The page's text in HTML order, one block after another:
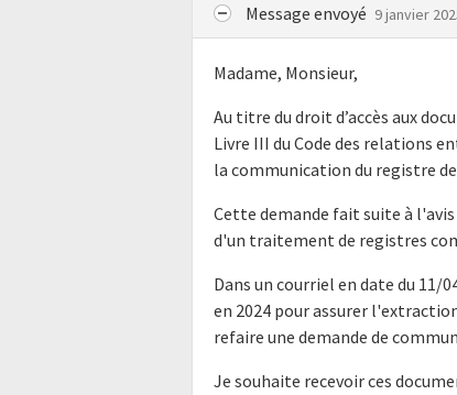
Message envoyé 9 janvier
Madame, Monsieur,
Au titre du droit d’accès aux
Livre III du Code des relations
la communication du registre
Cette demande fait suite à l'avis
d'un traitement de registres
Dans un courriel en date du
en 2024 pour assurer
refaire une demande de
Je souhaite recevoir ces